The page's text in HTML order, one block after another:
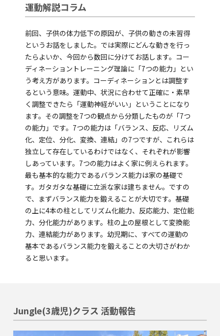
高等部 (10～12年生)
アフタースクール (1～9年生)
海外留学・グローバル
コミュニティ
お問い合わせ
SCHOOL NEWS
学校経営コンサル
企業情報
採用・求人情報
保育園用物件紹介
横浜市物件情報募集
TEL(JP): 045-211-4427
TEL(EN): 045-211-4690
運動解説コラム
前回、子供の体力低下の原因が、子供の動きの未習得
というお話をしました。では実際にどんな動きを行っ
たらよいか、今回から数回に分けてお話します。コー
ディネーショントレーニング理論に「7つの能力」とい
う考え方があります。コーディネーションとは調整す
るという意味。運動中、状況に合わせて正確に・素早
く調整できたら「運動神経がいい」ということになり
ます。その調整を7つの観点から分類したものが「7つ
の能力」です。7つの能力は「バランス、反応、リズム
化、定位、分化、変換、連結」の7つですが、これらは
独立して存在しているわけではなく、それぞれが影響
しあっています。7つの能力はよく家に例えられます。
最も基本的な能力であるバランス能力は家の基礎で
す。ガタガタな基礎に立派な家は建ちません。ですの
で、まずバランス能力を鍛えることが大切です。基礎
の上に4本の柱としてリズム化能力、反応能力、定位能
力、分化能力があります。柱の上の屋根として変換能
力、連結能力があります。幼児期に、すべての運動の
基本であるバランス能力を鍛えることの大切さがわか
ると思います。
Jungle(3歳児)クラス 活動報告